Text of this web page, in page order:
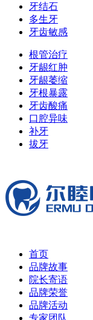
牙结石
多生牙
牙齿敏感
根管治疗
牙龈红肿
牙龈萎缩
牙根暴露
牙齿酸痛
口腔异味
补牙
拔牙
首页
品牌故事
院长寄语
品牌荣誉
品牌活动
专家团队